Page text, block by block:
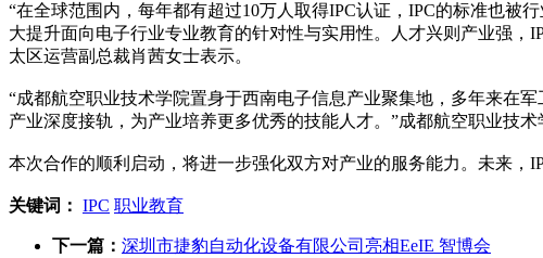
“在全球范围内，每年都有超过10万人取得IPC认证，IPC的标准也被
大提升面向电子行业专业教育的针对性与实用性。人才兴则产业强
太区运营副总裁肖茜女士表示。
“成都航空职业技术学院置身于西南电子信息产业聚集地，多年来在
产业深度接轨，为产业培养更多优秀的技能人才。”成都航空职业技术
本次合作的顺利启动，将进一步强化双方对产业的服务能力。未来，
关键词： IPC 职业教育
下一篇： 深圳市捷豹自动化设备有限公司亮相EeIE 智博会